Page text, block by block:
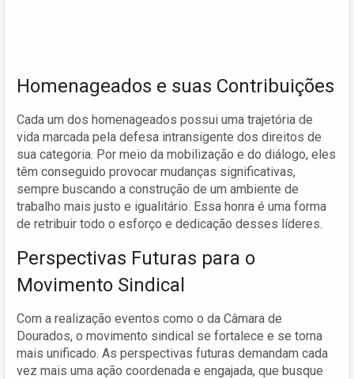
Homenageados e suas Contribuições
Cada um dos homenageados possui uma trajetória de
vida marcada pela defesa intransigente dos direitos de
sua categoria. Por meio da mobilização e do diálogo, eles
têm conseguido provocar mudanças significativas,
sempre buscando a construção de um ambiente de
trabalho mais justo e igualitário. Essa honra é uma forma
de retribuir todo o esforço e dedicação desses líderes.
Perspectivas Futuras para o
Movimento Sindical
Com a realização eventos como o da Câmara de
Dourados, o movimento sindical se fortalece e se torna
mais unificado. As perspectivas futuras demandam cada
vez mais uma ação coordenada e engajada, que busque